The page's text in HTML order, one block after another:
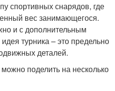
спортивных снарядов, где
вес занимающегося.
и с дополнительным
турника – это предельно
деталей.
поделить на несколько